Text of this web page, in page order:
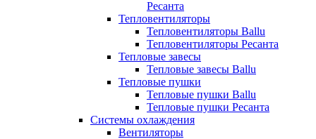
Ресанта
Тепловентиляторы
Тепловентиляторы Ballu
Тепловентиляторы Ресанта
Тепловые завесы
Тепловые завесы Ballu
Тепловые пушки
Тепловые пушки Ballu
Тепловые пушки Ресанта
Системы охлаждения
Вентиляторы